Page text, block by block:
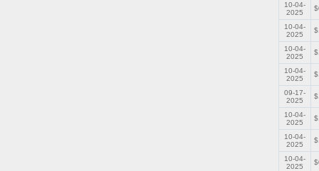
10-04-
2025
10-04-
2025
10-04-
2025
10-04-
2025
09-17-
2025
10-04-
2025
10-04-
2025
10-04-
2025